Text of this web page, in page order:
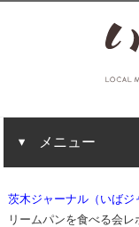
メニュー
茨木ジャーナル（いばジ
リームパンを食べる会